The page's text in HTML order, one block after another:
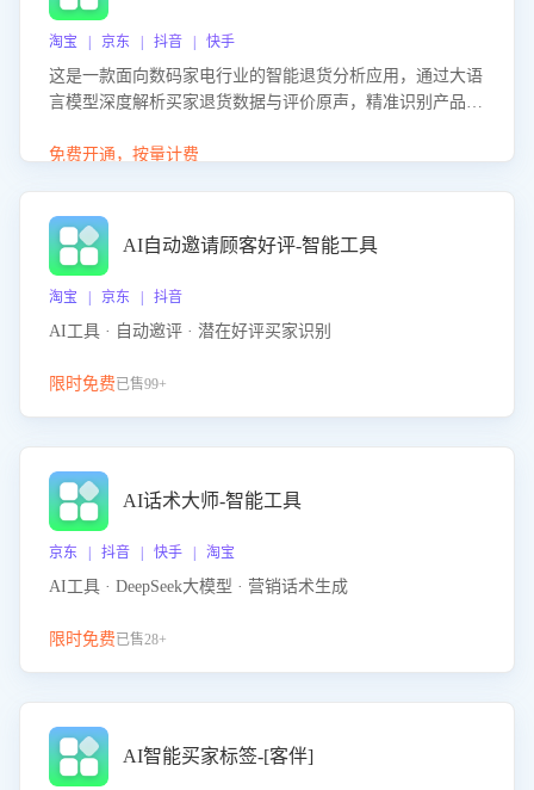
淘宝 | 京东 | 抖音 | 快手
这是一款面向数码家电行业的智能退货分析应用，通过大语
言模型深度解析买家退货数据与评价原声，精准识别产品质
改进建议，通过挖掘用户痛点驱动产品迭代，从根本上降低
免费开通，按量计费
AI自动邀请顾客好评-智能工具
淘宝 | 京东 | 抖音
AI工具 · 自动邀评 · 潜在好评买家识别
限时免费已售99+
AI话术大师-智能工具
京东 | 抖音 | 快手 | 淘宝
AI工具 · DeepSeek大模型 · 营销话术生成
限时免费已售28+
AI智能买家标签-[客伴]